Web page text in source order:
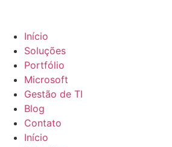
Início
Soluções
Portfólio
Microsoft
Gestão de TI
Blog
Contato
Início